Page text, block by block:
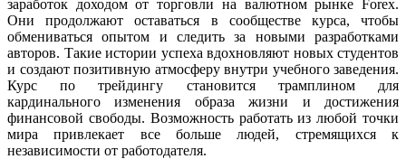
заработок доходом от торговли на валютном рынке Forex.
Они продолжают оставаться в сообществе курса, чтобы
обмениваться опытом и следить за новыми разработками
авторов. Такие истории успеха вдохновляют новых студентов
и создают позитивную атмосферу внутри учебного заведения.
Курс по трейдингу становится трамплином для
кардинального изменения образа жизни и достижения
финансовой свободы. Возможность работать из любой точки
мира привлекает все больше людей, стремящихся к
независимости от работодателя.